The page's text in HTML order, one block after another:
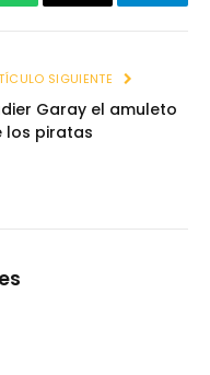
WhatsAppEmail
SIGUIENTE
Garay el amuleto
los piratas